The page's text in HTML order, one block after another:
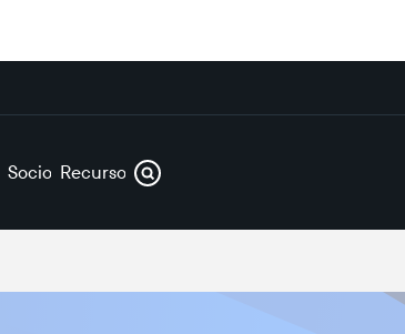
Socios Recursos